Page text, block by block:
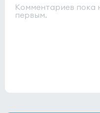
Комментариев пока
первым.